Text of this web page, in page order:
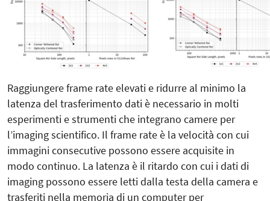
Raggiungere frame rate elevati e ridurre al minimo la
latenza del trasferimento dati è necessario in molti
esperimenti e strumenti che integrano camere per
l’imaging scientifico. Il frame rate è la velocità con cui
immagini consecutive possono essere acquisite in
modo continuo. La latenza è il ritardo con cui i dati di
imaging possono essere letti dalla testa della camera e
trasferiti nella memoria di un computer per